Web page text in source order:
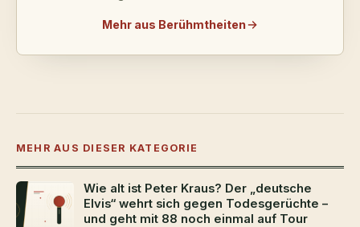
Mehr aus Berühmtheiten
MEHR AUS DIESER KATEGORIE
Wie alt ist Peter Kraus? Der „deutsche
Elvis“ wehrt sich gegen Todesgerüchte –
und geht mit 88 noch einmal auf Tour